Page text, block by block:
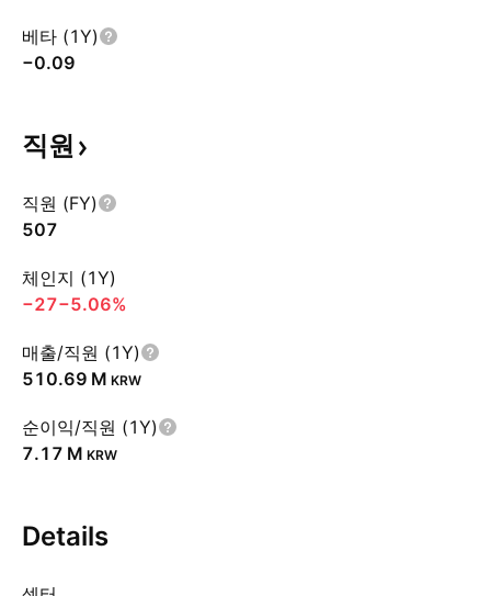
베타 (1Y)
−0.09
직원
직원 (FY)
507
체인지 (1Y)
−27−5.06%
매출/직원 (1Y)
‪510.69 M‬ KRW
순이익/직원 (1Y)
‪7.17 M‬ KRW
Details